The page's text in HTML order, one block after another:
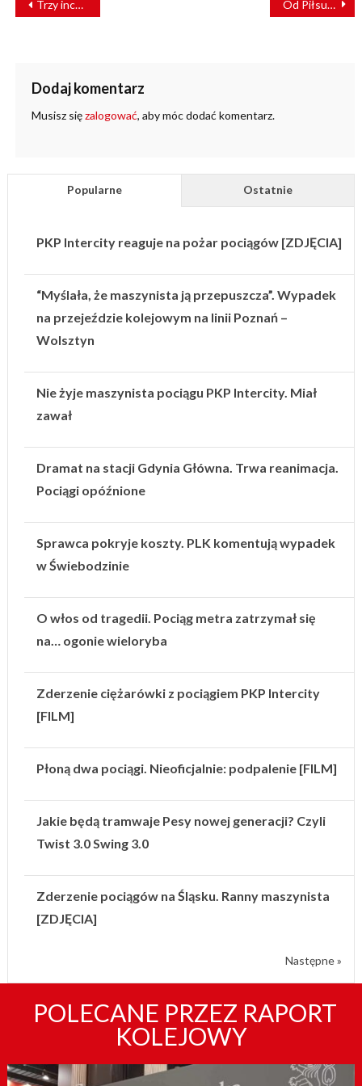
WPISU
Trzy incydenty, zabezpieczone dowody i śledztwo prokuratury Od Piłsudskiego do współczesności – 107 lat Straży Ochrony Kolei
Dodaj komentarz
Musisz sięzalogować, aby móc dodać komentarz.
Popularne Ostatnie
PKP Intercity reaguje na pożar pociągów [ZDJĘCIA]
“Myślała, że maszynista ją przepuszcza”. Wypadek
na przejeździe kolejowym na linii Poznań –
Wolsztyn
Nie żyje maszynista pociągu PKP Intercity. Miał
zawał
Dramat na stacji Gdynia Główna. Trwa reanimacja.
Pociągi opóźnione
Sprawca pokryje koszty. PLK komentują wypadek
w Świebodzinie
O włos od tragedii. Pociąg metra zatrzymał się
na… ogonie wieloryba
Zderzenie ciężarówki z pociągiem PKP Intercity
[FILM]
Płoną dwa pociągi. Nieoficjalnie: podpalenie [FILM]
Jakie będą tramwaje Pesy nowej generacji? Czyli
Twist 3.0 Swing 3.0
Zderzenie pociągów na Śląsku. Ranny maszynista
[ZDJĘCIA]
Następne »
POLECANE PRZEZ RAPORT
KOLEJOWY